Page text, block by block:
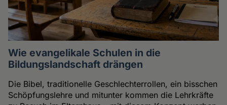
Wie evangelikale Schulen in die
Bildungslandschaft drängen
Die Bibel, traditionelle Geschlechterrollen, ein bisschen
Schöpfungslehre und mitunter kommen die Lehrkräfte